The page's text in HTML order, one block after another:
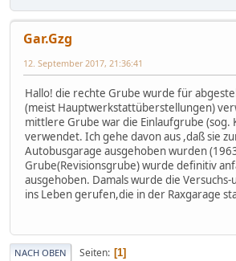
Gar.Gzg
12. September 2017, 21:36:41
Hallo! die rechte Grube wurde für
(meist Hauptwerkstattüberstellungen)
mittlere Grube war die Einlaufgrube (sog.
verwendet. Ich gehe davon aus ,daß sie
Autobusgarage ausgehoben wurden
Grube(Revisionsgrube) wurde definitiv
ausgehoben. Damals wurde die Versuchs-
ins Leben gerufen,die in der Raxgarage
NACH OBEN Seiten 1